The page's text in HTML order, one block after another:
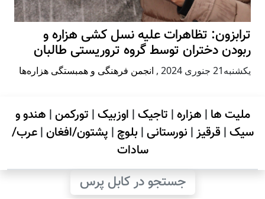
ترابزون: تظاهرات علیه نسل کشی هزاره و
ربودن دختران توسط گروه تروریستی طالبان
يكشنبه21 جنوری 2024 , انجمن فرهنگی و همبستگی هزاره‌ها
ملیت ها | هزاره| تاجیک| اوزبیک| تورکمن| هندو و
سیک| قرقیز| نورستانی| بلوچ | پشتون/افغان|عرب/
سادات
جستجو در کابل پرس